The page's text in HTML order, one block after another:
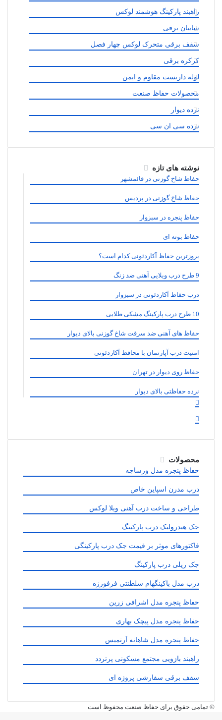
راهبند پارکینگ هوشمند لوکس
سایبان برقی
سقف برقی متحرک لوکس چهار فصل
کرکره برقی
لوله داربست مقاوم و ایمن
محصولات حفاظ صنعت
نرده دیوار
نرده سی ان سی
نوشته های تازه
حفاظ شاخ گوزنی در قائمشهر
حفاظ شاخ گوزنی در پردیس
حفاظ پنجره در سبزوار
حفاظ بوته ای
بروزترین حفاظ آکاردئونی کدام است؟
9 طرح درب ویلایی آهنی ضد زنگ
درب حفاظ آکاردئونی در سبزوار
10 طرح درب پارکینگ مشکی طلایی
حفاظ های آهنی ضد سرقت شاخ گوزنی بالای دیوار
امنیت درب آپارتمان با محافظ آکاردئونی
حفاظ روی دیوار در تهران
نرده حفاظتی بالای دیوار
محصولات
حفاظ پنجره مدل ورساچه
درب مدرن اسپاین خاص
طراحی و ساخت درب آهنی ویلا لوکس
جک هیدرولیک درب پارکینگ
فاکتورهای موثر بر قیمت جک درب پارکینگی
جک ریلی درب پارکینگ
درب مدل باکینگهام سلطنتی فرفورژه
حفاظ پنجره مدل اشرافی زرین
حفاظ پنجره مدل پیچک بهاری
حفاظ پنجره مدل شاهانه آرتمیس
راهبند بازویی مجتمع مسکونی پرتردد
سقف برقی سفارشی پروژه ای
© تمامی حقوق برای حفاظ صنعت محفوظ است